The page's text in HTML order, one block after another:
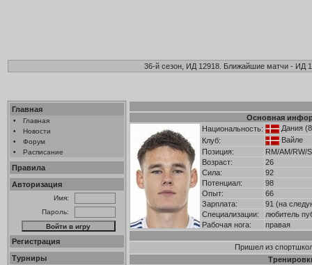
36-й сезон, ИД 12918. Ближайшие матчи - ИД
Главная
•
Главная
•
Новости
•
Форум
•
Расписание
Правила
Авторизация
Имя:
Пароль:
Регистрация
Турниры
Основная
Национальность:
Дания
Клуб:
Вайле
Позиция:
RM/AM/RW/
Возраст:
26
Сила:
92
Потенциал:
98
Опыт:
66
Зарплата:
91 (на
Специализации:
любитель
Рабочая нога:
правая
Пришел из